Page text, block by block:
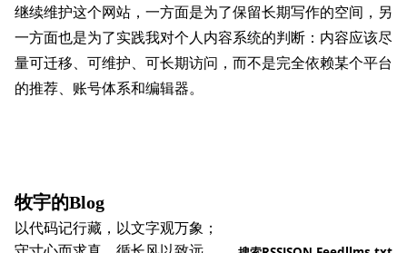
继续维护这个网站，一方面是为了保留长期写作的空间，另
一方面也是为了实践我对个人内容系统的判断：内容应该尽
量可迁移、可维护、可长期访问，而不是完全依赖某个平台
的推荐、账号体系和编辑器。
牧宇的Blog
以代码记行藏，以文字观万象；